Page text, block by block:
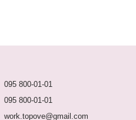
095 800-01-01
095 800-01-01
work.topove@gmail.com